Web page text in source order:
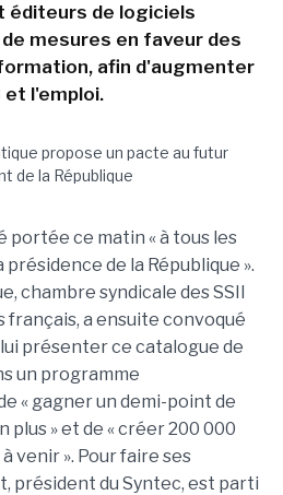
éditeurs de logiciels
mesures en faveur des
afin d'augmenter
et l'emploi.
ce matin « à tous les
de la République ».
chambre syndicale des SSII
a ensuite convoqué
présenter ce catalogue de
un programme
« gagner un demi-point de
plus » et de « créer 200 000
venir ». Pour faire ses
président du Syntec, est parti